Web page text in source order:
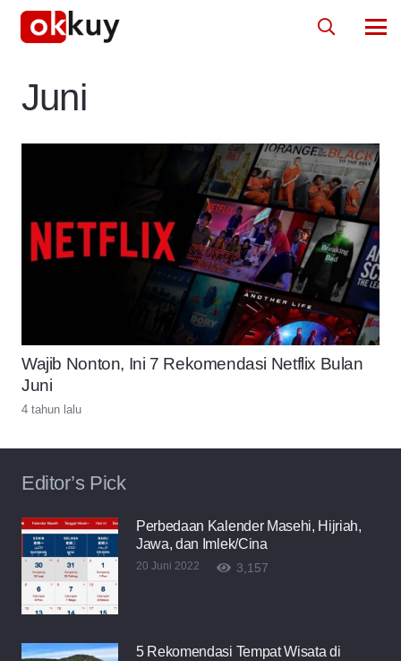
Juni
Wajib Nonton, Ini 7 Rekomendasi Netflix Bulan
Juni
4 tahun lalu
Editor’s Pick
Perbedaan Kalender Masehi, Hijriah,
Jawa, dan Imlek/Cina
20 Juni 2022 3,157
5 Rekomendasi Tempat Wisata di